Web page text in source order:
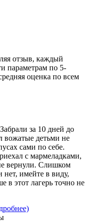
отзыв, каждый
параметрам по 5-
оценка по всем
за 10 дней до
вожатые детьми не
сами по себе.
с мармеладками,
вернули. Слишком
нет, имейте в виду,
в этот лагерь точно не